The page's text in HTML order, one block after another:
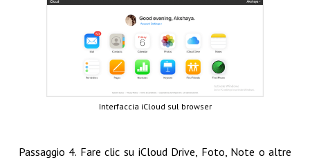
Interfaccia iCloud sul browser
Passaggio 4. Fare clic su iCloud Drive, Foto, Note o altre